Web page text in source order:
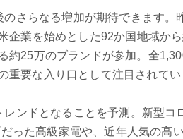
さらなる増加が期待できます。
企業を始めとした92か国地域か
約25万のブランドが参加。全
重要な入り口として注目されて
ンドとなることを予測。新型コ
った高級家電や、近年人気の高